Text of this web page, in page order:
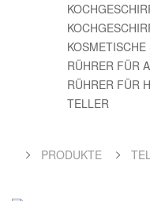
RÜHRER FÜR
RÜHRER FÜR
TELLER
PRODUKTE